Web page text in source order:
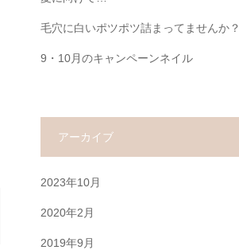
毛穴に白いポツポツ詰まってませんか？
9・10月のキャンペーンネイル
アーカイブ
2023年10月
2020年2月
2019年9月